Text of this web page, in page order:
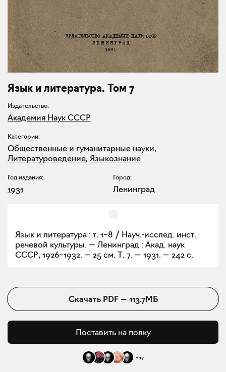
Язык и литература. Том 7
Издательство:
Академия Наук СССР
Категории:
Общественные и гуманитарные науки,
Литературоведение, Языкознание
Год издания:
1931
Город:
Ленинград
Язык и литература : т. 1–8 / Науч.-исслед. инст.
речевой культуры. — Ленинград : Акад. наук
СССР, 1926–1932. — 25 см. Т. 7. — 1931. — 242 с.
Скачать PDF— 113.7МБ
Поставить на полку
+17